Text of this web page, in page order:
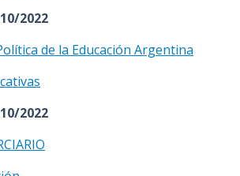
2022
de la Educación Argentina
2022